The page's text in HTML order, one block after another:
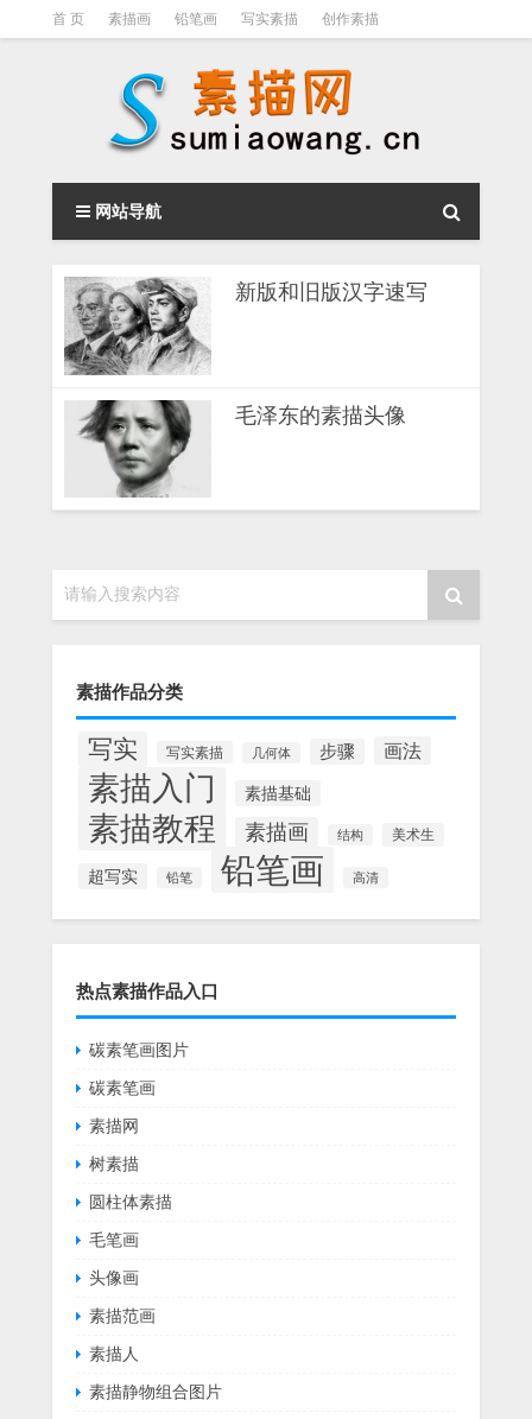
首 页 素描画 铅笔画 写实素描 创作素描
素描视频教程
网站导航
新版和旧版汉字速写
毛泽东的素描头像
请输入搜索内容
素描作品分类
写实 写实素描 几何体 步骤 画法
素描入门 素描基础
素描教程 素描画 结构 美术生
超写实 铅笔 铅笔画 高清
热点素描作品入口
碳素笔画图片
碳素笔画
素描网
树素描
圆柱体素描
毛笔画
头像画
素描范画
素描人
素描静物组合图片